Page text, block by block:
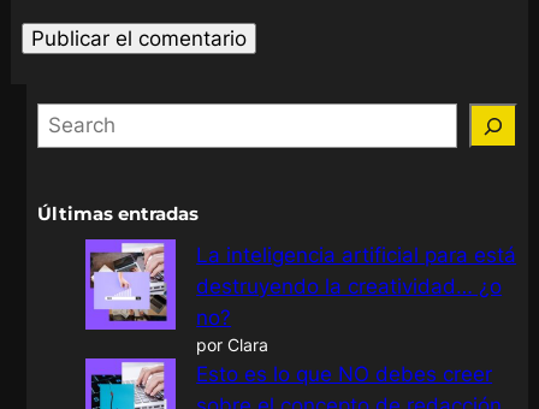
S
e
r
Últimas entradas
La inteligencia artificial para está
destruyendo la creatividad… ¿o
no?
por Clara
Esto es lo que NO debes creer